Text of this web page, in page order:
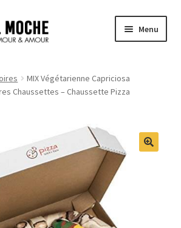
Menu
MIX Végétarienne Capriciosa
Chaussettes – Chaussette Pizza